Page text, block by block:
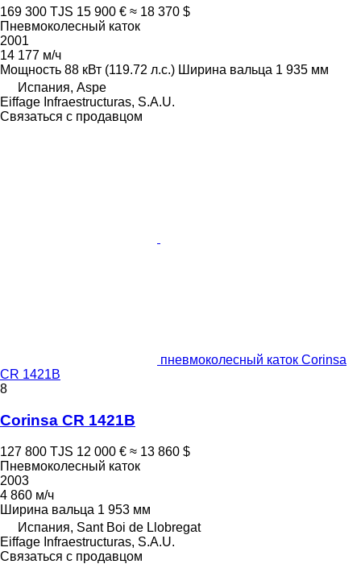
169 300 TJS 15 900 € ≈ 18 370 $
Пневмоколесный каток
2001
14 177 м/ч
Мощность 88 кВт (119.72 л.с.) Ширина вальца 1 935 мм
Испания, Aspe
Eiffage Infraestructuras, S.A.U.
Связаться с продавцом
пневмоколесный каток Corinsa
CR 1421B
8
Corinsa CR 1421B
127 800 TJS 12 000 € ≈ 13 860 $
Пневмоколесный каток
2003
4 860 м/ч
Ширина вальца 1 953 мм
Испания, Sant Boi de Llobregat
Eiffage Infraestructuras, S.A.U.
Связаться с продавцом